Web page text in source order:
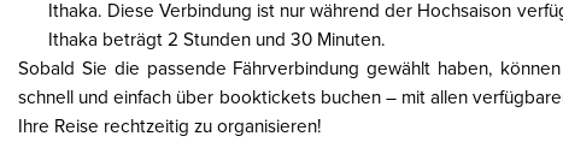
Ithaka. Diese Verbindung ist nur während der Hochsaison
Ithaka beträgt 2 Stunden und 30 Minuten.
Sobald Sie die passende Fährverbindung gewählt haben,
schnell und einfach über booktickets buchen – mit allen
Ihre Reise rechtzeitig zu organisieren!